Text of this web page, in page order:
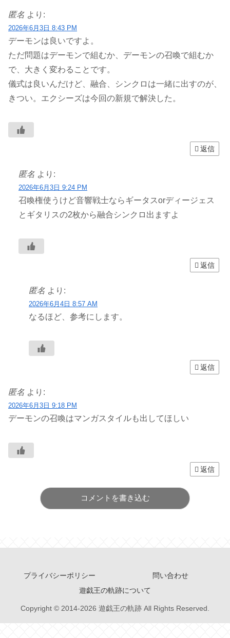
匿名 より:
2026年6月3日 8:43 PM
デーモンは良いですよ。
ただ問題はデーモンで組むか、デーモンの召喚で組むか
で、大きく変わることです。
儀式は良いんだけど、融合、シンクロは一緒に出すのが、
きつい。エクシーズは今回の新規で解決した。
返信
匿名 より:
2026年6月3日 9:24 PM
召喚権使うけど音響戦士ならギータスorディージェス
とギタリスの2枚から融合シンクロ出ますよ
返信
匿名 より:
2026年6月4日 8:57 AM
なるほど、参考にします。
返信
匿名 より:
2026年6月3日 9:18 PM
デーモンの召喚はマンガスタイルも出してほしい
返信
コメントを書き込む
プライバシーポリシー
問い合わせ
遊戯王の軌跡について
Copyright © 2014-2026 遊戯王の軌跡 All Rights Reserved.